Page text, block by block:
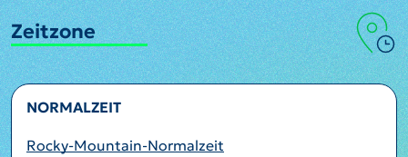
Zeitzone
NORMALZEIT
Rocky-Mountain-Normalzeit